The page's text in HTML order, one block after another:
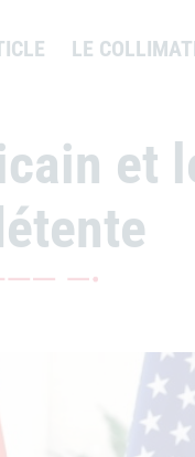
LE
et